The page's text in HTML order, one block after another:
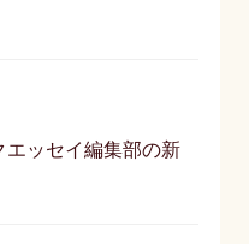
エッセイ編集部の新